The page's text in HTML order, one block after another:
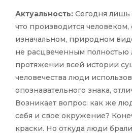
Актуальность: Сегодня лишь
что производится человеком,
изначальном, природном
не расцвеченным полностью
протяжении всей истории
человечества люди
опознавательного знака,
Возникает вопрос: как же
себя и свое окружение?
краски. Но откуда люди